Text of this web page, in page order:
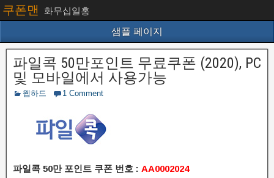
쿠폰맨 화무십일홍
샘플 페이지
파일콕 50만포인트 무료쿠폰 (2020), PC
및 모바일에서 사용가능
웹하드 1 Comment
파일콕 50만 포인트 쿠폰 번호 : AA0002024